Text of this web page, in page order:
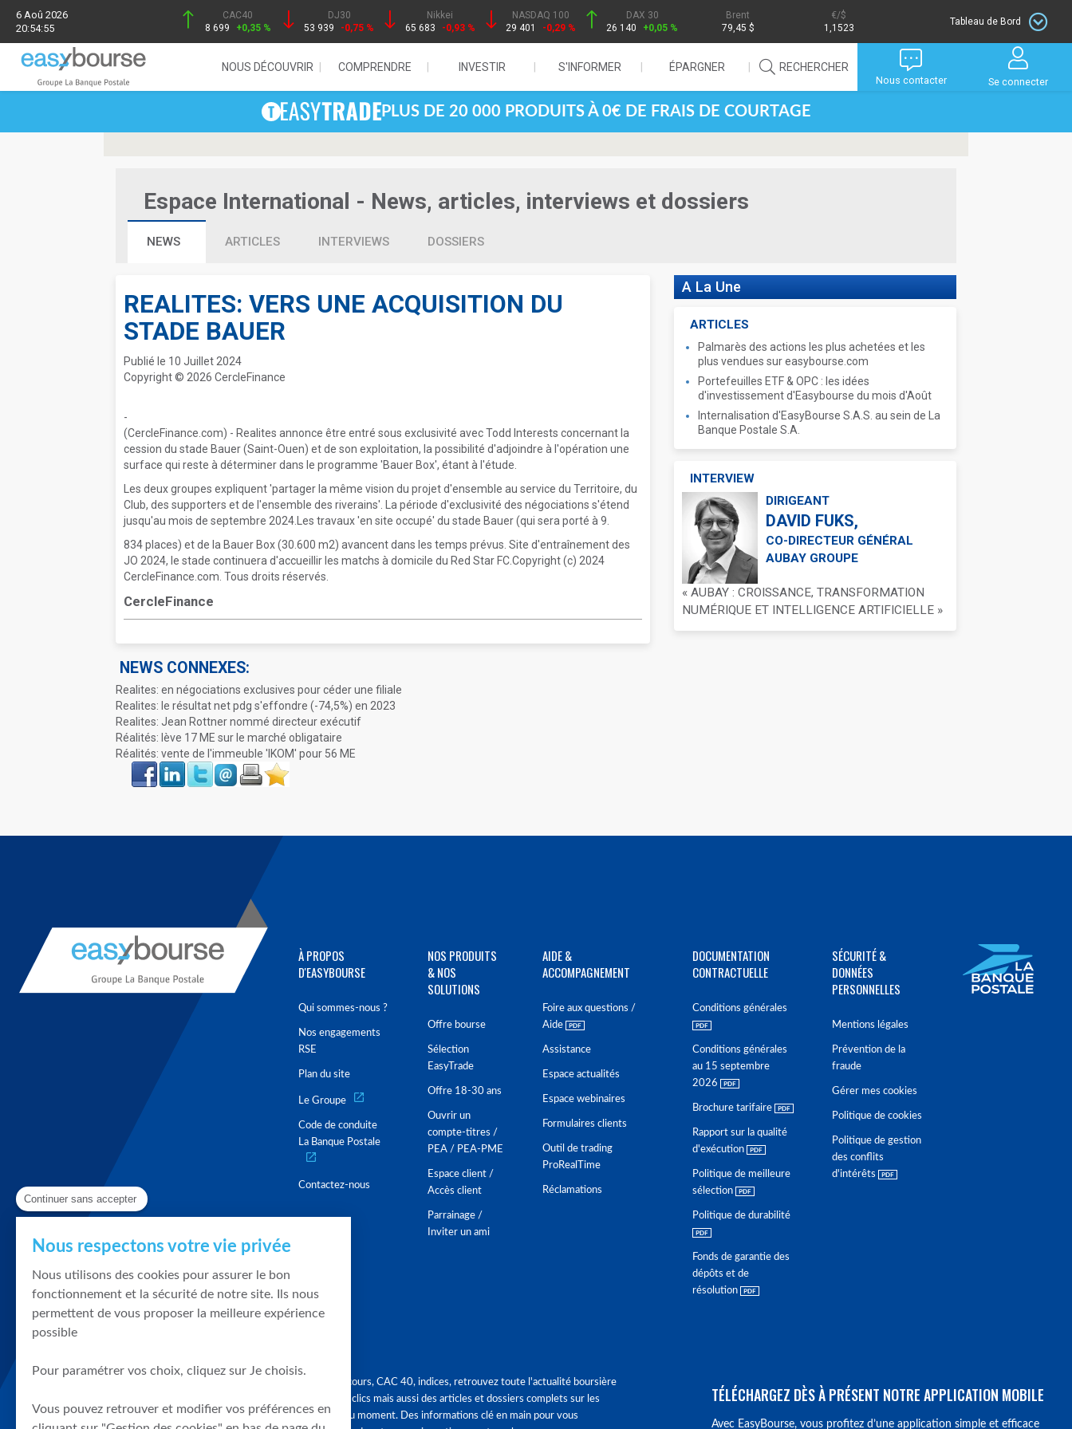
6 Aoû 2026
20:54:55
CAC40
8 699
+0,35 %
DJ30
53 939
-0,75 %
Nikkei
65 683
-0,93 %
NASDAQ 100
29 401
-0,29 %
DAX 30
26 140
+0,05 %
Brent
79,45 $
/$
1,1523
Tableau de Bord
NOUS DÉCOUVRIR COMPRENDRE INVESTIR S'INFORMER ÉPARGNER RECHERCHER
Nous contacter Se connecter
PLUS DE 20 000 PRODUITS À 0€ DE FRAIS DE COURTAGE
Espace International - News, articles, interviews et dossiers
NEWS ARTICLES INTERVIEWS DOSSIERS
REALITES: VERS UNE ACQUISITION DU
STADE BAUER
Publié le 10 Juillet 2024
Copyright © 2026 CercleFinance
-
(CercleFinance.com) - Realites annonce être entré sous exclusivité avec Todd Interests concernant la
cession du stade Bauer (Saint-Ouen) et de son exploitation, la possibilité d'adjoindre à l'opération une
surface qui reste à déterminer dans le programme 'Bauer Box', étant à l'étude.
Les deux groupes expliquent 'partager la même vision du projet d'ensemble au service du Territoire, du
Club, des supporters et de l'ensemble des riverains'. La période d'exclusivité des négociations s'étend
jusqu'au mois de septembre 2024.Les travaux 'en site occupé' du stade Bauer (qui sera porté à 9.
834 places) et de la Bauer Box (30.600 m2) avancent dans les temps prévus. Site d'entraînement des
JO 2024, le stade continuera d'accueillir les matchs à domicile du Red Star FC.Copyright (c) 2024
CercleFinance.com. Tous droits réservés.
CercleFinance
NEWS CONNEXES:
Realites: en négociations exclusives pour céder une filiale
Realites: le résultat net pdg s'effondre (-74,5%) en 2023
Realites: Jean Rottner nommé directeur exécutif
Réalités: lève 17 ME sur le marché obligataire
Réalités: vente de l'immeuble 'IKOM' pour 56 ME
Face
book
LinkIn Twitter Envoyer ImprimerFavoris
A La Une
ARTICLES
Palmarès des actions les plus achetées et les
plus vendues sur easybourse.com
Portefeuilles ETF & OPC : les idées
d'investissement d'Easybourse du mois d'Août
Internalisation d'EasyBourse S.A.S. au sein de La
Banque Postale S.A.
INTERVIEW
DIRIGEANT
DAVID FUKS,
CO-DIRECTEUR GÉNÉRAL
AUBAY GROUPE
« AUBAY : CROISSANCE, TRANSFORMATION
NUMÉRIQUE ET INTELLIGENCE ARTIFICIELLE »
À PROPOS
D'EASYBOURSE
Qui sommes-nous ?
Nos engagements
RSE
Plan du site
Le Groupe
Code de conduite
La Banque Postale
Contactez-nous
NOS PRODUITS
& NOS
SOLUTIONS
Offre bourse
Sélection
EasyTrade
Offre 18-30 ans
Ouvrir un
compte-titres /
PEA / PEA-PME
Espace client /
Accès client
Parrainage /
Inviter un ami
AIDE &
ACCOMPAGNEMENT
Foire aux questions /
Aide
Assistance
Espace actualités
Espace webinaires
Formulaires clients
Outil de trading
ProRealTime
Réclamations
DOCUMENTATION
CONTRACTUELLE
Conditions générales
Conditions générales
au 15 septembre
2026
Brochure tarifaire
Rapport sur la qualité
d'exécution
Politique de meilleure
sélection
Politique de durabilité
Fonds de garantie des
dépôts et de
résolution
SÉCURITÉ &
DONNÉES
PERSONNELLES
Mentions légales
Prévention de la
fraude
Gérer mes cookies
Politique de cookies
Politique de gestion
des conflits
d'intérêts
Graphique, cours, CAC 40, indices, retrouvez toute l'actualité boursière
en quelques clics mais aussi des articles et dossiers complets sur les
tendances du moment. Des informations clé en main pour vous
TÉLÉCHARGEZ DÈS À PRÉSENT NOTRE APPLICATION MOBILE
Avec EasyBourse, vous profitez d’une application simple et efficace
Continuer sans accepter
Nous respectons votre vie privée
Nous utilisons des cookies pour assurer le bon
fonctionnement et la sécurité de notre site. Ils nous
permettent de vous proposer la meilleure expérience
possible
Pour paramétrer vos choix, cliquez sur Je choisis.
Vous pouvez retrouver et modifier vos préférences en